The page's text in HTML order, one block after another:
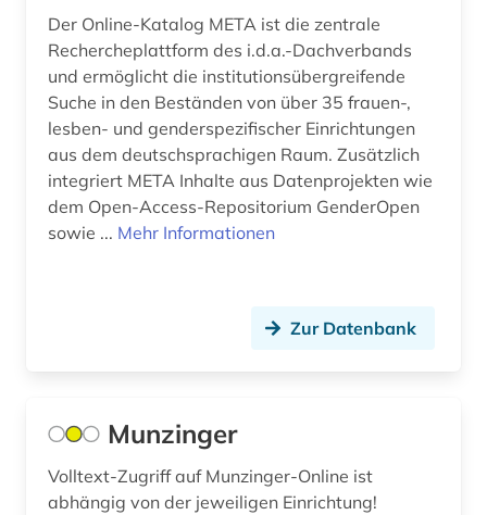
Der Online-Katalog META ist die zentrale
Rechercheplattform des i.d.a.-Dachverbands
und ermöglicht die institutionsübergreifende
Suche in den Beständen von über 35 frauen-,
lesben- und genderspezifischer Einrichtungen
aus dem deutschsprachigen Raum. Zusätzlich
integriert META Inhalte aus Datenprojekten wie
dem Open-Access-Repositorium GenderOpen
sowie ... Mehr Informationen
Zur Datenbank
Munzinger
Volltext-Zugriff auf Munzinger-Online ist
abhängig von der jeweiligen Einrichtung!